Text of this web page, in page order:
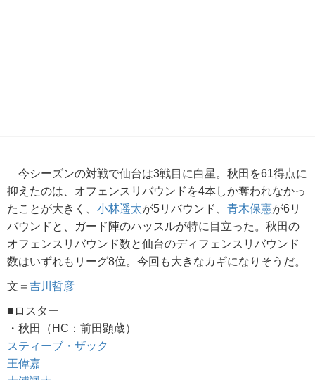
今シーズンの対戦で仙台は3戦目に白星。秋田を61得点に
抑えたのは、オフェンスリバウンドを4本しか奪われなかっ
たことが大きく、 小林遥太が5リバウンド、 青木保憲が6リ
バウンドと、ガード陣のハッスルが特に目立った。秋田の
オフェンスリバウンド数と仙台のディフェンスリバウンド
数はいずれもリーグ8位。今回も大きなカギになりそうだ。
文＝ 吉川哲彦
■ロスター
・秋田（HC：前田顕蔵）
スティーブ・ザック
王偉嘉